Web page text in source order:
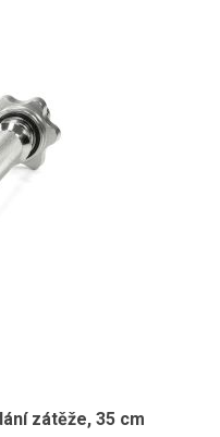
zátěže, 35 cm